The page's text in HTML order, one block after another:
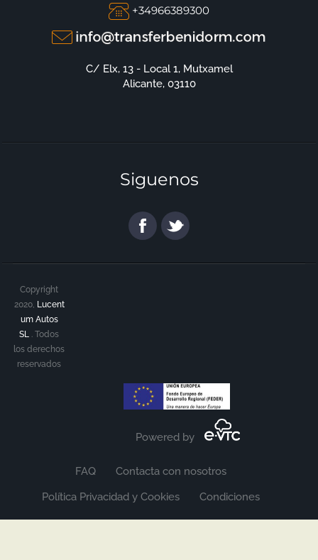
+34966389300
C/ Elx, 13 - Local 1, Mutxamel
Alicante, 03110
Siguenos
Copyright
2020, Lucent
um Autos
SL
.Todos
los derechos
reservados
Powered by
FAQ
Contacta con nosotros
Política Privacidad y Cookies
Condiciones